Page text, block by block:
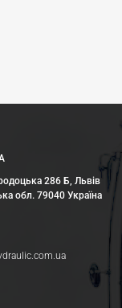
286 Б, Львів
обл. 79040 Україна